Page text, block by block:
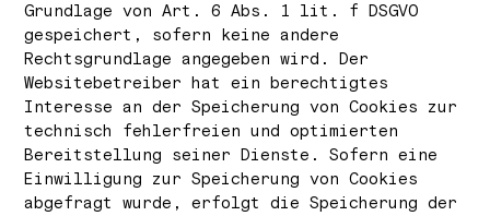
Grundlage von Art. 6 Abs. 1 lit. f DSGVO
gespeichert, sofern keine andere
Rechtsgrundlage angegeben wird. Der
Websitebetreiber hat ein berechtigtes
Interesse an der Speicherung von Cookies zur
technisch fehlerfreien und optimierten
Bereitstellung seiner Dienste. Sofern eine
Einwilligung zur Speicherung von Cookies
abgefragt wurde, erfolgt die Speicherung der